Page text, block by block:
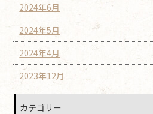
2024年6月
2024年5月
2024年4月
2023年12月
カテゴリー